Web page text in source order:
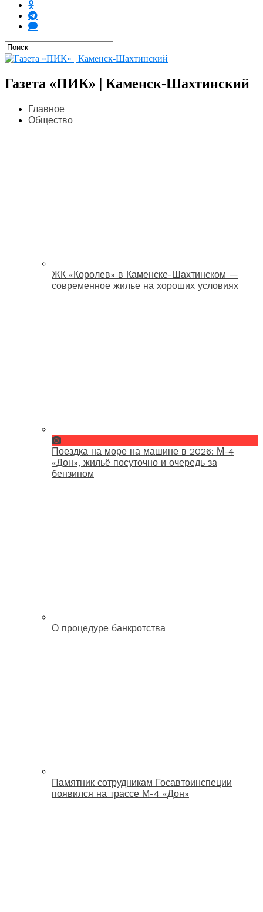
Газета «ПИК» | Каменск-Шахтинский
Главное
Общество
ЖК «Королев» в Каменске-Шахтинском —
современное жилье на хороших условиях
Поездка на море на машине в 2026: М-4
«Дон», жильё посуточно и очередь за
бензином
О процедуре банкротства
Памятник сотрудникам Госавтоинспеции
появился на трассе М-4 «Дон»